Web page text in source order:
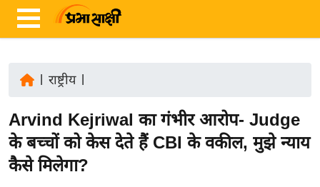
ज़ा
ख
ब
र
राष्ट्रीय|
Arvind Kejriwal का गंभीर आरोप- Judge
के बच्चों को केस देते हैं CBI के वकील, मुझे न्याय
कैसे मिलेगा?